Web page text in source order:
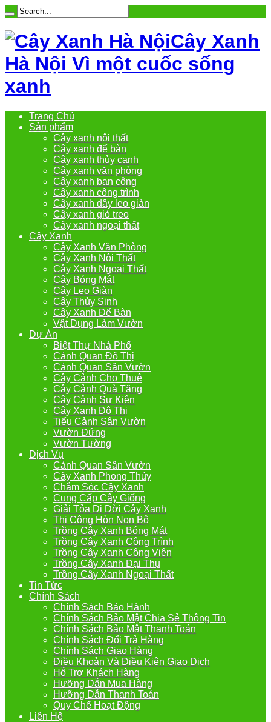
Cây Xanh
Hà Nội Vì một cuốc sống
xanh
Trang Chủ
Sản phẩm
Cây xanh nội thất
Cây xanh để bàn
Cây xanh thủy canh
Cây xanh văn phòng
Cây xanh ban công
Cây xanh công trình
Cây xanh dây leo giàn
Cây xanh giỏ treo
Cây xanh ngoại thất
Cây Xanh
Cây Xanh Văn Phòng
Cây Xanh Nội Thất
Cây Xanh Ngoại Thất
Cây Bóng Mát
Cây Leo Giàn
Cây Thủy Sinh
Cây Xanh Để Bàn
Vật Dụng Làm Vườn
Dự Án
Biệt Thự Nhà Phố
Cảnh Quan Đô Thị
Cảnh Quan Sân Vườn
Cây Cảnh Cho Thuê
Cây Cảnh Quà Tặng
Cây Cảnh Sự Kiện
Cây Xanh Đô Thị
Tiểu Cảnh Sân Vườn
Vườn Đứng
Vườn Tường
Dịch Vụ
Cảnh Quan Sân Vườn
Cây Xanh Phong Thủy
Chắm Sóc Cây Xanh
Cung Cấp Cây Giống
Giải Tỏa Di Dời Cây Xanh
Thi Công Hòn Non Bộ
Trồng Cây Xanh Bóng Mát
Trồng Cây Xanh Công Trình
Trồng Cây Xanh Công Viên
Trồng Cây Xanh Đại Thụ
Trồng Cây Xanh Ngoại Thất
Tin Tức
Chính Sách
Chính Sách Bảo Hành
Chính Sách Bảo Mật Chia Sẻ Thông Tin
Chính Sách Bảo Mật Thanh Toán
Chính Sách Đổi Trả Hàng
Chính Sách Giao Hàng
Điều Khoản Và Điều Kiện Giao Dịch
Hỗ Trợ Khách Hàng
Hưỡng Dẫn Mua Hàng
Hưỡng Dẫn Thanh Toán
Quy Chế Hoạt Động
Liên Hệ